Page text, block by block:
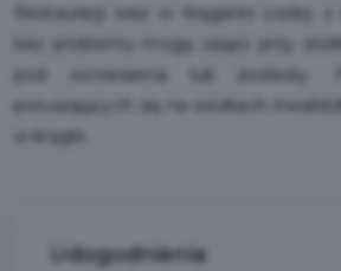
Restauracji oraz w Kręgielni osoby z
bez problemu mogą usiąść przy
pod wzniesienia lub podesty.
poruszających się na wózkach
w kręgle.
Udogodnienia